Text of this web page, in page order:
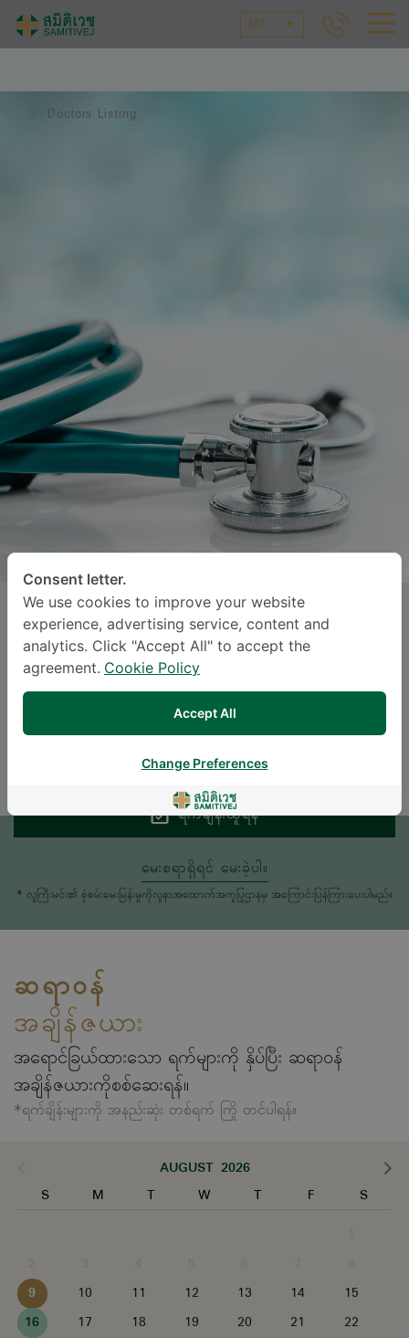
MY
Doctors Listing
KAMOLWAN CHOTAPISITKUL, M.D.
ဆစ်မီတဝေ့ ဆူခွန်ဗစ်
Specialties: Obstetrics and Gynaecology
Obstetrics and Gynaecology
ရက်ချိန်းယူရန်
မေးစရာရှိရင် မေးခဲ့ပါ။
* လူကြီးမင်း၏ စုံစမ်းမေးမြန်းမှုကိုလူနာအထောက်အကူပြုဌာနမှ အကြောင်းပြန်ကြားပေးပါမည်။
ဆရာဝန်
အချိန်ဇယား
အရောင်ခြယ်ထားသော ရက်များကို နှိပ်ပြီး ဆရာဝန်
အချိန်ဇယားကိုစစ်ဆေးရန်။
*ရက်ချိန်းများကို အနည်းဆုံး တစ်ရက် ကြို တင်ပါရန်။
AUGUST 2026
S
M T W T F
S
9
10 11 12 13 14
15
16
17 18 19 20 21
22
Consent letter.
We use cookies to improve your website
experience, advertising service, content and
analytics. Click "Accept All" to accept the
agreement. Cookie Policy
Accept All
Change Preferences